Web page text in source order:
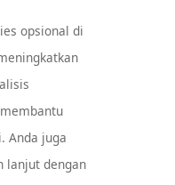
opsional di
Anda juga
lanjut dengan